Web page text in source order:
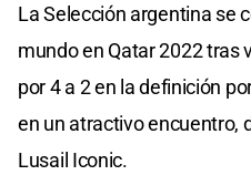
La Selección argentina se
mundo en Qatar 2022 tras
por 4 a 2 en la definición
en un atractivo encuentro,
Lusail Iconic.